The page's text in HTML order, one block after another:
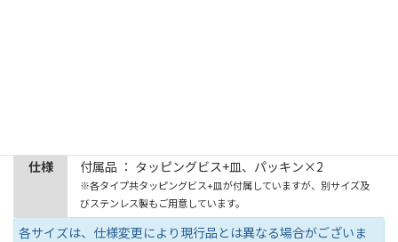
仕様
付属品 ： タッピングビス+皿、パッキン×2
※各タイプ共タッピングビス+皿が付属していますが、別サイズ及
びステンレス製もご用意しています。
各サイズは、仕様変更により現行品とは異なる場合がございま